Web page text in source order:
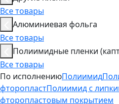
Все товары
Алюминиевая фольга
Все товары
Полиимидные пленки
Все товары
По исполнениюПолиимид
фторопластПолиимид с
фторопластовым покрытием